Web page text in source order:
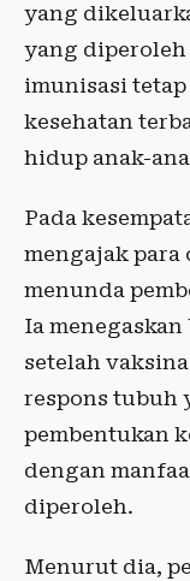
yang
yang diperoleh
imunisasi
kesehatan
hidup anak-
Pada
mengajak
menunda
Ia
setelah
respons tubuh
pembentukan
dengan
diperoleh.
Menurut dia,